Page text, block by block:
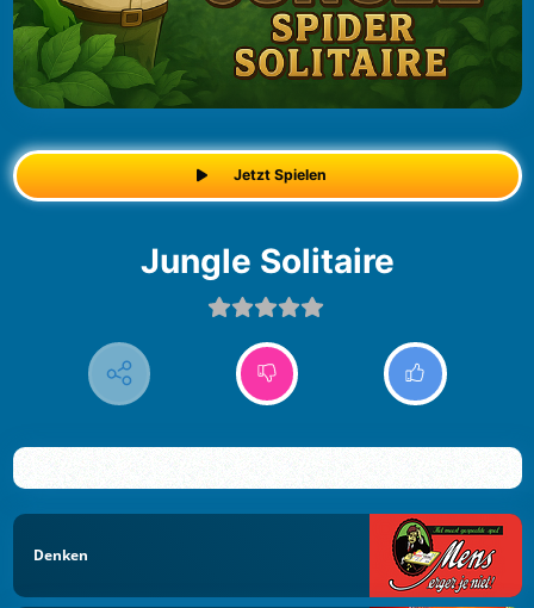
Jetzt Spielen
Jungle Solitaire
Denken